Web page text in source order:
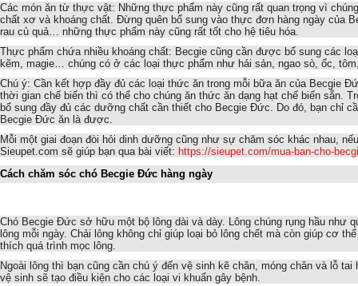
Các món ăn từ thực vật: Những thực phẩm này cũng rất quan trọng vì
chất xơ và khoáng chất. Đừng quên bổ sung vào thực đơn hàng ngày của
rau củ quả… những thực phẩm này cũng rất tốt cho hệ tiêu hóa.
Thực phẩm chứa nhiều khoáng chất: Becgie cũng cần được bổ sung các
kẽm, magie… chúng có ở các loại thực phẩm như hải sản, ngao sò, ốc,
Chú ý: Cần kết hợp đầy đủ các loại thức ăn trong mỗi bữa ăn của Becgie
thời gian chế biến thì có thể cho chúng ăn thức ăn dạng hạt chế biến sẵn.
bổ sung đầy đủ các dưỡng chất cần thiết cho Becgie Đức. Do đó, bạn chỉ
Becgie Đức ăn là được.
Mỗi một giai đoạn đòi hỏi dinh dưỡng cũng như sự chăm sóc khác nhau,
Sieupet.com sẽ giúp bạn qua bài viết: https://sieupet.com/mua-ban-cho-
Cách chăm sóc chó Becgie Đức hàng ngày
Chó Becgie Đức sở hữu một bộ lông dài và dày. Lông chúng rụng hầu như
lông mỗi ngày. Chải lông không chỉ giúp loại bỏ lông chết mà còn giúp cơ
thích quá trình mọc lông.
Ngoài lông thì bạn cũng cần chú ý đến vệ sinh kẽ chân, móng chân và lỗ tai
vệ sinh sẽ tạo điều kiện cho các loại vi khuẩn gây bệnh.